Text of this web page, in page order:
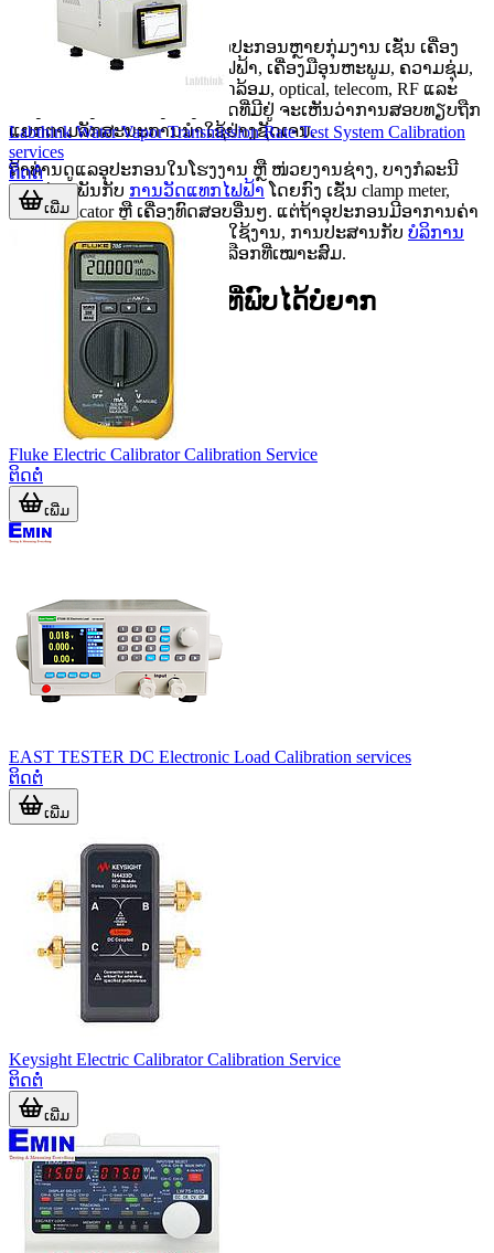
ໝວດນີ້ຄອບຄຸມບໍລິການສຳລັບອຸປະກອນຫຼາຍກຸ່ມງານ ເຊັ່ນ ເຄື່ອງ
ວັດແທກໄຟຟ້າ, ເຄື່ອງທົດສອບໄຟຟ້າ, ເຄື່ອງມືອຸນຫະພູມ, ຄວາມຊຸ່ມ,
ຄວາມກົດດັນ, ອຸປະກອນສິ່ງແວດລ້ອມ, optical, telecom, RF ແລະ
ຫ້ອງທົດລອງ. ຈາກໂຄງສ້າງໝວດທີ່ມີຢູ່ ຈະເຫັນວ່າການສອບທຽບຖືກ
ແຍກຕາມລັກສະນະການນຳໃຊ້ຢ່າງຊັດເຈນ.
ຖ້າທ່ານດູແລອຸປະກອນໃນໂຮງງານ ຫຼື ໜ່ວຍງານຊ່າງ, ບາງກໍລະນີ
ອາດກ່ຽວພັນກັບ ການວັດແທກໄຟຟ້າ ໂດຍກົງ ເຊັ່ນ clamp meter,
phase indicator ຫຼື ເຄື່ອງທົດສອບອື່ນໆ. ແຕ່ຖ້າອຸປະກອນມີອາການຄ່າ
ວັດເພີ້ຍນຫຼາຍ ຫຼື ມີບັນຫາການໃຊ້ງານ, ການປະສານກັບ ບໍລິການ
ສ້ອມແປງອຸປະກອນກໍເປັນທາງເລືອກທີ່ເໝາະສົມ.
ຕົວຢ່າງກຸ່ມອຸປະກອນທີ່ພົບໄດ້ບໍ່ຍາກ
ໃນກຸ່ມວຽກງານ
Labthink Water Vapor Transmission Rate Test System Calibration
services
ຕິດຕໍ່
ເພີ່ມ
Fluke Electric Calibrator Calibration Service
ຕິດຕໍ່
ເພີ່ມ
EAST TESTER DC Electronic Load Calibration services
ຕິດຕໍ່
ເພີ່ມ
Keysight Electric Calibrator Calibration Service
ຕິດຕໍ່
ເພີ່ມ